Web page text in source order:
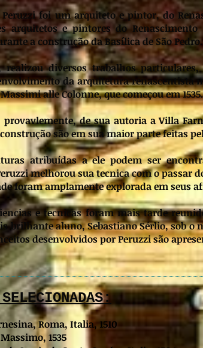
Peruzzi foi um arquiteto e pintor, do
arquitetos e pintores do
a construção da Basílica de São Pedro.
realizou diversos trabalhos
da arquitetura renascentista
alle Colonne, que começou em 1535.
provavlemente, de sua autoria a Villa
são em sua maior parte feitas
atribuídas a ele podem ser
melhorou sua tecnica com o passar
foram amplamente explorada em seus
e tecnicas foram mais tarde
brilhante aluno, Sebastiano Sérlio, sob o
desenvolvidos por Peruzzi são
Roma, Italia, 1510
1535